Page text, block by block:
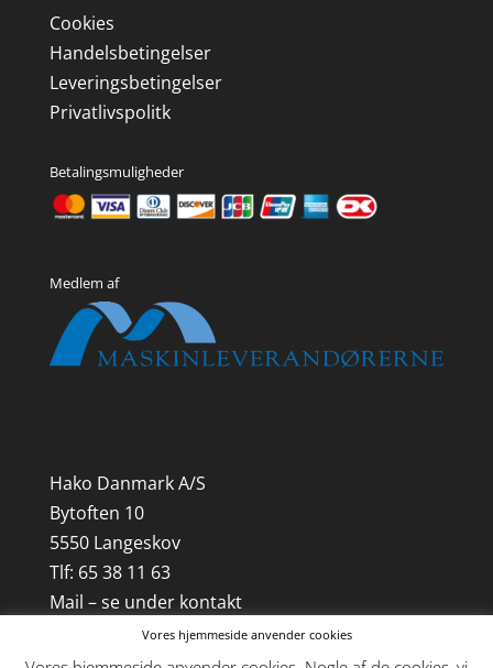
Cookies
Handelsbetingelser
Leveringsbetingelser
Privatlivspolitk
Betalingsmuligheder
Medlem af
Hako Danmark A/S
Bytoften 10
5550 Langeskov
Tlf: 65 38 11 63
Mail – se under kontakt
CVR-nr. 21 85 18 41
Vores hjemmeside anvender cookies